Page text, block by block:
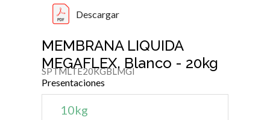
Descargar
MEMBRANA LIQUIDA
MEGAFLEX, Blanco - 20kg
SPTMLTE20KGBLMGI
Presentaciones
10kg